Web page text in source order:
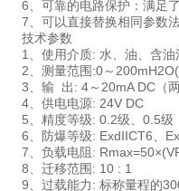
6、可靠的电路保护：满足
7、可以直接替换相同参数
技术参数
1、使用介质: 水、油、含
2、测量范围:0～
3、输 出: 4～20mA DC（两
4、供电电源: 24V DC
5、精度等级: 0.2级、0.5级
6、防爆等级: ExdIICT6、
7、负载电阻:
8、迁移范围: 10 : 1
9、过载能力: 标称量程的